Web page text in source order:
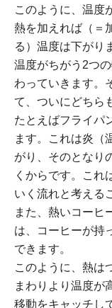
このように、温度
熱を加えれば（＝
る）温度は下がり
温度がちがう2つ
わっていきます。
て、ついにどちら
たとえばフライパ
ます。これは炎（
がり、そのとなり
くからです。これ
いく流れと考える
また、熱いコーヒ
は、コーヒーが持
できます。
このように、熱は
まわりより温度が
移動をキャッチし